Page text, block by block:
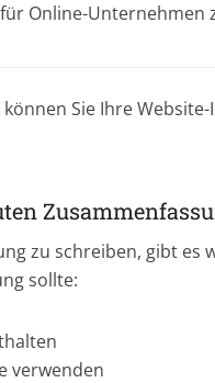
für Online-
Sie Ihre
zu schreiben, gibt es
sollte:
verwenden